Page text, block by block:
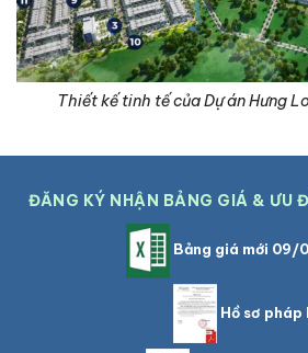
Thiết kế tinh tế của Dự án Hưng
ĐĂNG KÝ NHẬN BẢNG GIÁ & ƯU
Bảng giá mới 09/
Hồ sơ pháp